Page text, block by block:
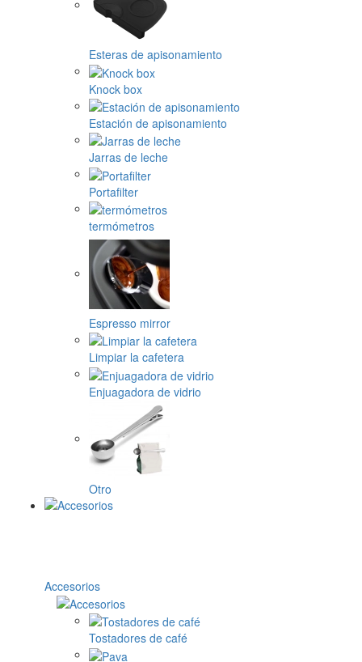
Esteras de apisonamiento
Knock box
Estación de apisonamiento
Jarras de leche
Portafilter
termómetros
Espresso mirror
Limpiar la cafetera
Enjuagadora de vidrio
Otro
Accesorios
Tostadores de café